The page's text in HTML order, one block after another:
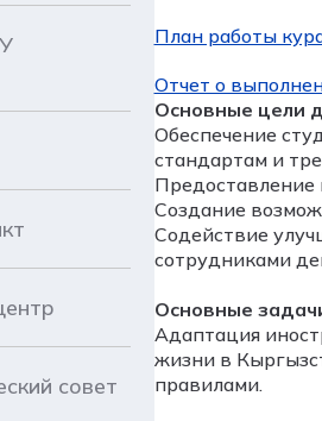
совет
План работы
Отчет о
Основные цели
Обеспечение
стандартам и
Создание
Содействие
сотрудниками
Основные
Адаптация
жизни в
правилами.